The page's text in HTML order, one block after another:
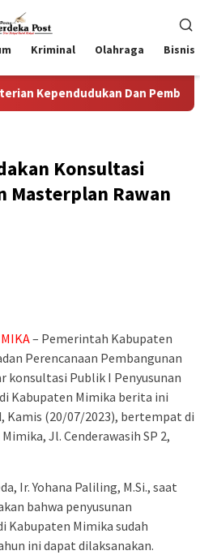
Kriminal Olahraga Bisnis
Dan Pembangunan
Konsultasi
Masterplan Rawan
– Pemerintah Kabupaten
Perencanaan Pembangunan
konsultasi Publik I Penyusunan
Kabupaten Mimika berita ini
Kamis (20/07/2023), bertempat di
Jl. Cenderawasih SP 2,
Ir. Yohana Paliling, M.Si., saat
bahwa penyusunan
Kabupaten Mimika sudah
ini dapat dilaksanakan.